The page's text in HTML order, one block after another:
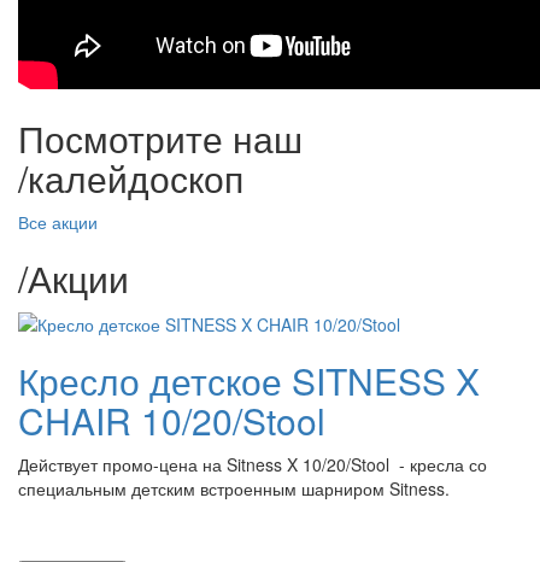
Посмотрите наш
/калейдоскоп
Все акции
/Акции
Кресло детское SITNESS X
CHAIR 10/20/Stool
Действует промо-цена на Sitness X 10/20/Stool - кресла со
специальным детским встроенным шарниром Sitness.